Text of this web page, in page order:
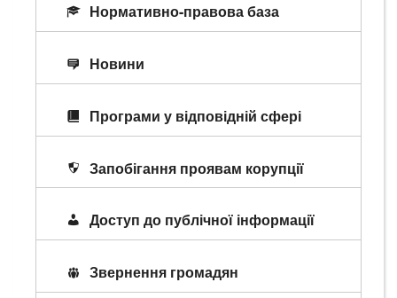
Нормативно-правова база
Новини
Програми у відповідній сфері
Запобігання проявам корупції
Доступ до публічної інформації
Звернення громадян